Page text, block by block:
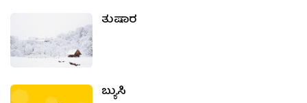
ತುಷಾರ
ಬ್ಯುಸಿ